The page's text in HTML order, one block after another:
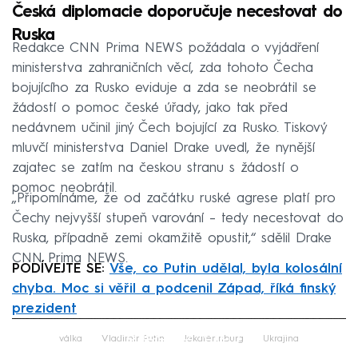
Česká diplomacie doporučuje necestovat do
Ruska
Redakce CNN Prima NEWS požádala o vyjádření
ministerstva zahraničních věcí, zda tohoto Čecha
bojujícího za Rusko eviduje a zda se neobrátil se
žádostí o pomoc české úřady, jako tak před
nedávnem učinil jiný Čech bojující za Rusko. Tiskový
mluvčí ministerstva Daniel Drake uvedl, že nynější
zajatec se zatím na českou stranu s žádostí o
pomoc neobrátil.
„Připomínáme, že od začátku ruské agrese platí pro
Čechy nejvyšší stupeň varování – tedy necestovat do
Ruska, případně zemi okamžitě opustit,“ sdělil Drake
CNN Prima NEWS.
PODÍVEJTE SE: Vše, co Putin udělal, byla kolosální
chyba. Moc si věřil a podcenil Západ, říká finský
prezident
Failed to fetch
válka Vladimir Putin Jekatěrinburg Ukrajina